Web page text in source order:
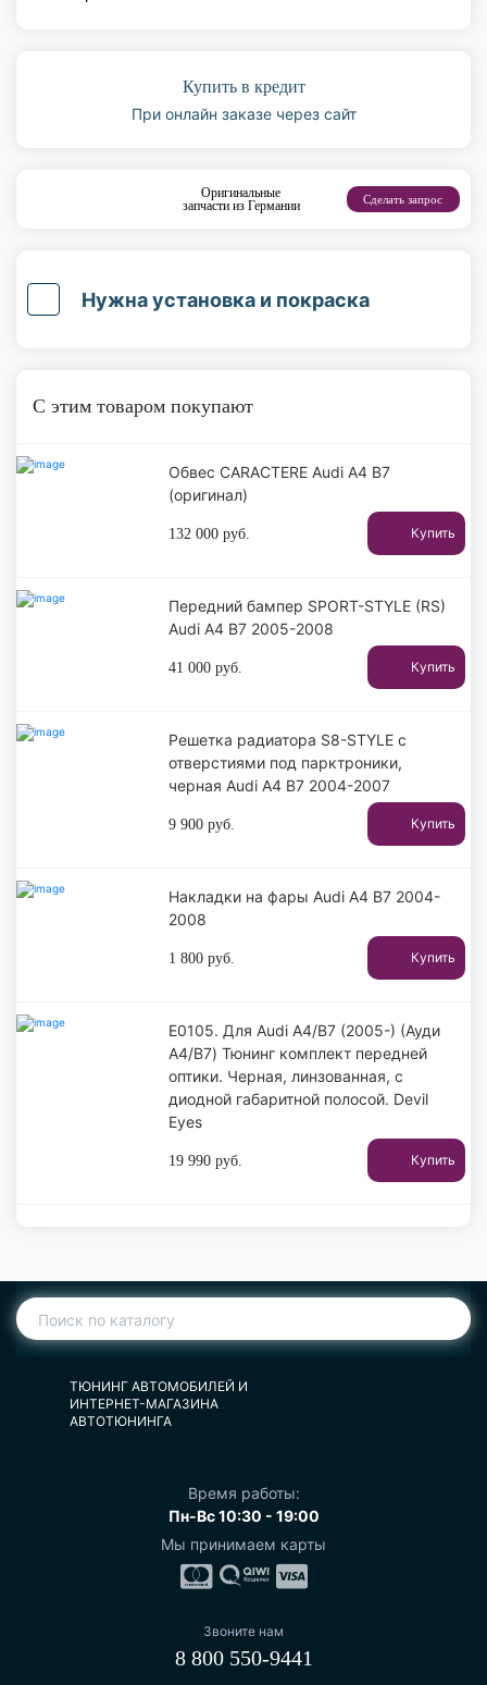
Купить в кредит
При онлайн заказе через сайт
Оригинальные
запчасти из Германии
Сделать запрос
Нужна установка и покраска
С этим товаром покупают
Обвес CARACTERE Audi A4 B7
(оригинал)
132 000 руб. Купить
Передний бампер SPORT-STYLE (RS)
Audi A4 B7 2005-2008
41 000 руб. Купить
Решетка радиатора S8-STYLE с
отверстиями под парктроники,
черная Audi A4 B7 2004-2007
9 900 руб. Купить
Накладки на фары Audi A4 B7 2004-
2008
1 800 руб. Купить
E0105. Для Audi A4/B7 (2005-) (Ауди
А4/В7) Тюнинг комплект передней
оптики. Черная, линзованная, с
диодной габаритной полосой. Devil
Eyes
19 990 руб. Купить
ТЮНИНГ АВТОМОБИЛЕЙ И
ИНТЕРНЕТ-МАГАЗИНА
АВТОТЮНИНГА
Время работы:
Пн-Вс 10:30 - 19:00
Мы принимаем карты
Звоните нам
8 800 550-9441